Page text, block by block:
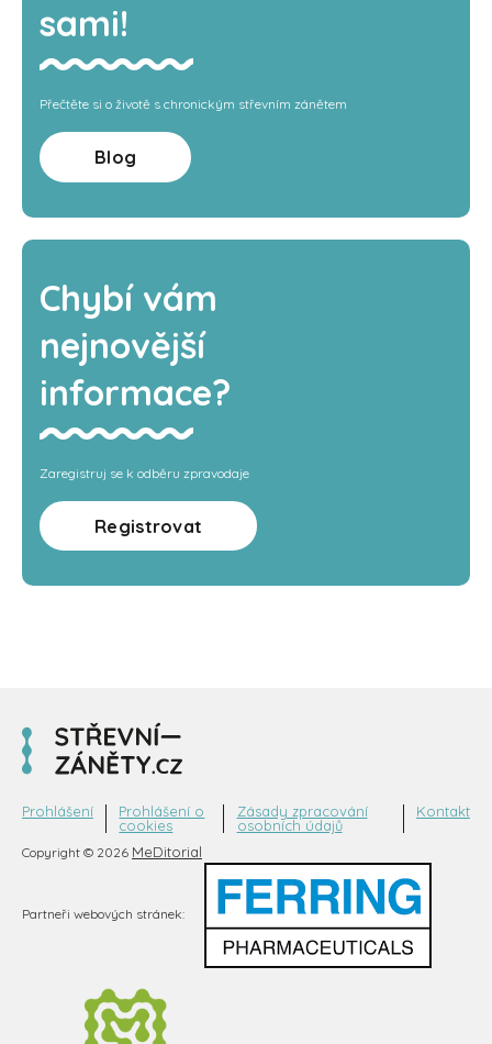
sami!
Přečtěte si o životě s chronickým střevním zánětem
Blog
Chybí vám
nejnovější
informace?
Zaregistruj se k odběru zpravodaje
Registrovat
Copyright © 2026 MeDitorial
Prohlášení
Prohlášení o
cookies
Zásady zpracování
osobních údajů
Kontakt
Partneři webových stránek: